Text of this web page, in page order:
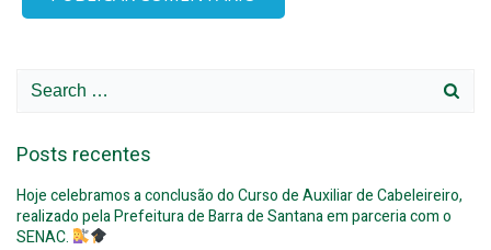
Search
Posts recentes
Hoje celebramos a conclusão do Curso de Auxiliar de Cabeleireiro,
realizado pela Prefeitura de Barra de Santana em parceria com o
SENAC.